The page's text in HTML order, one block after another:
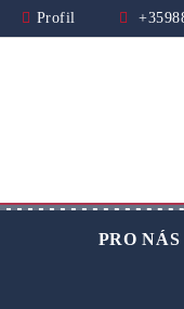
Profil
PRO NÁS